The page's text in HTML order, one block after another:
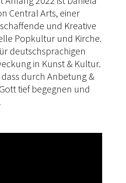
Central Arts, einer
und Kreative
Popkultur und Kirche.
deutschsprachigen
in Kunst & Kultur.
dass durch Anbetung &
tief begegnen und